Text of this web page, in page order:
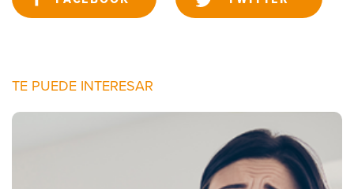
TE PUEDE INTERESAR